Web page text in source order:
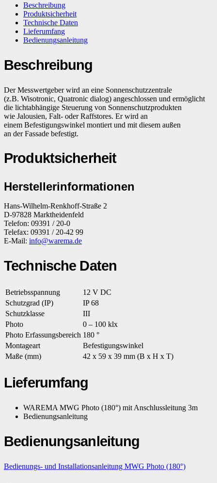
Beschreibung
Produktsicherheit
Technische Daten
Lieferumfang
Bedienungsanleitung
Beschreibung
Der Messwertgeber wird an eine Sonnenschutzzentrale
(z.B. Wisotronic, Quatronic dialog) angeschlossen und ermöglicht
die lichtabhängige Steuerung von Sonnenschutzprodukten
wie Jalousien, Falt- oder Raffstores. Er wird an
einem Befestigungswinkel montiert und mit diesem außen
an der Fassade befestigt.
Produktsicherheit
Herstellerinformationen
Hans-Wilhelm-Renkhoff-Straße 2
D-97828 Marktheidenfeld
Telefon: 09391 / 20-0
Telefax: 09391 / 20-42 99
E-Mail: info@warema.de
Technische Daten
Betriebsspannung
12 V DC
Schutzgrad (IP)
IP 68
Schutzklasse
III
Photo
0 – 100 klx
Photo Erfassungsbereich 180 °
Montageart
Befestigungswinkel
Maße (mm)
42 x 59 x 39 mm (B x H x T)
Lieferumfang
WAREMA MWG Photo (180°) mit Anschlussleitung 3m
Bedienungsanleitung
Bedienungsanleitung
Bedienungs- und Installationsanleitung MWG Photo (180°)